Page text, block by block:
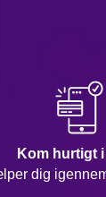
Kom hurtigt
dig